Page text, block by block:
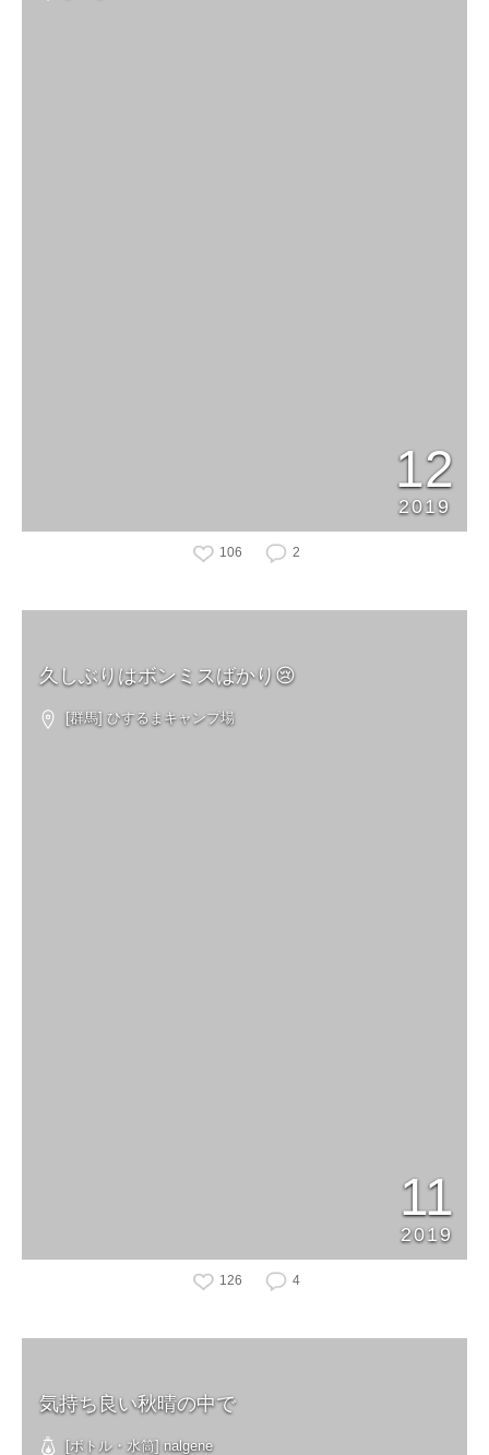
12
2019
106 2
久しぶりはボンミスばかり😢
[群馬] ひするまキャンプ場
11
2019
126 4
気持ち良い秋晴の中で
[ボトル・水筒] nalgene